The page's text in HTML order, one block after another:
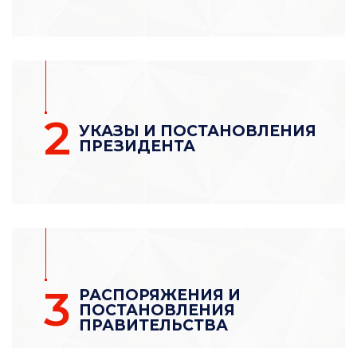
2 УКАЗЫ И ПОСТАНОВЛЕНИЯ
ПРЕЗИДЕНТА
3
РАСПОРЯЖЕНИЯ И
ПОСТАНОВЛЕНИЯ
ПРАВИТЕЛЬСТВА